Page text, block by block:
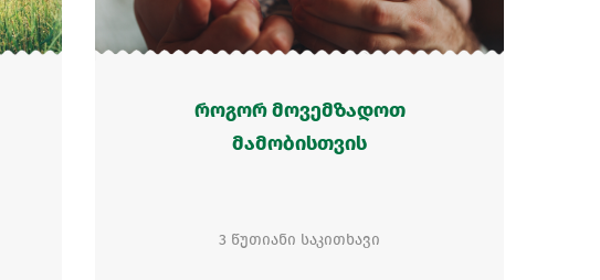
როგორ მოვემზადოთ
მამობისთვის
3 წუთიანი საკითხავი